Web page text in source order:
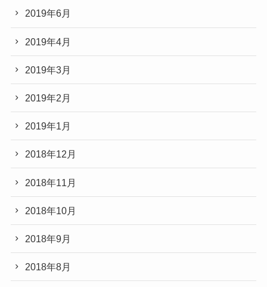
2019年6月
2019年4月
2019年3月
2019年2月
2019年1月
2018年12月
2018年11月
2018年10月
2018年9月
2018年8月